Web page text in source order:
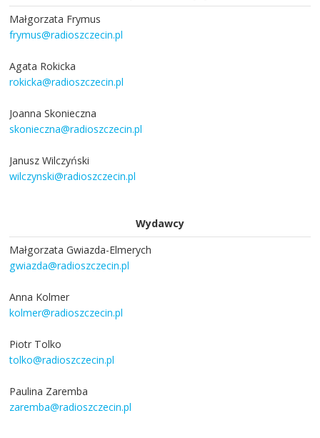
Małgorzata Frymus
frymus@radioszczecin.pl
Agata Rokicka
rokicka@radioszczecin.pl
Joanna Skonieczna
skonieczna@radioszczecin.pl
Janusz Wilczyński
wilczynski@radioszczecin.pl
Wydawcy
Małgorzata Gwiazda-Elmerych
gwiazda@radioszczecin.pl
Anna Kolmer
kolmer@radioszczecin.pl
Piotr Tolko
tolko@radioszczecin.pl
Paulina Zaremba
zaremba@radioszczecin.pl